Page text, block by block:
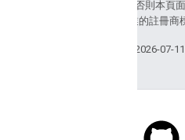
除非另有註明，否則本頁
和/或其關聯企業的註冊商
上次更新時間：2026-07-